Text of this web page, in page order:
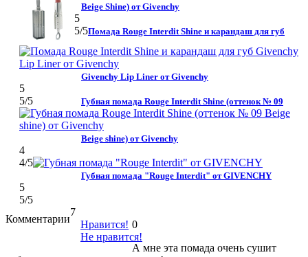
Beige Shine) от Givenchy
5
5/5Помада Rouge Interdit Shine и карандаш для губ
Givenchy Lip Liner от Givenchy
5
5/5 Губная помада Rouge Interdit Shine (оттенок № 09
Beige shine) от Givenchy
4
4/5
Губная помада "Rouge Interdit" от GIVENCHY
5
5/5
Комментарии
7
Нравится!
Не нравится!
0
А мне эта помада очень сушит